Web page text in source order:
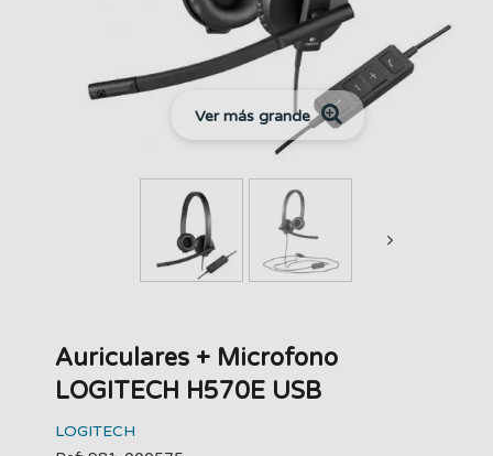
Ver más grande
Auriculares + Microfono
LOGITECH H570E USB
LOGITECH